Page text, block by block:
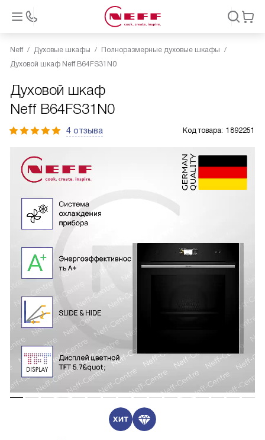
Neff Духовые шкафы
Полноразмерные духовые шкафы
Духовой шкаф Neff B64FS31N0
Духовой шкаф
Neff B64FS31N0
4 отзыва Код товара: 1892251